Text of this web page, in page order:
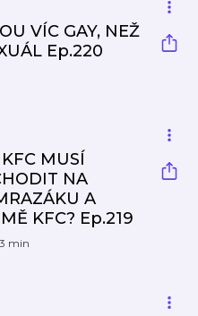
VÍC GAY, NEŽ
Ep.220
MUSÍ
NA
A
KFC? Ep.219
min